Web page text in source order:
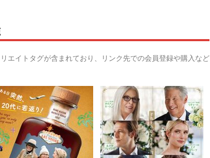
エイトタグが含まれており、リンク先での会員登録や購入など